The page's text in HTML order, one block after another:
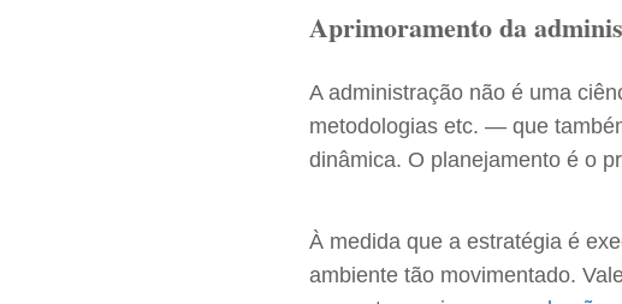
Aprimoramento da
A administração não é uma
metodologias etc. — que
dinâmica. O planejamento é o
À medida que a estratégia é
ambiente tão movimentado.